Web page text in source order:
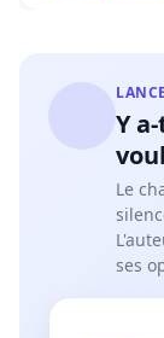
Y
Le
ses